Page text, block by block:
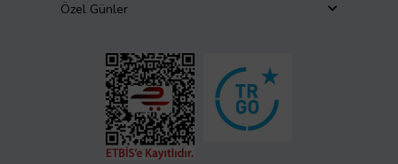
Özel Günler